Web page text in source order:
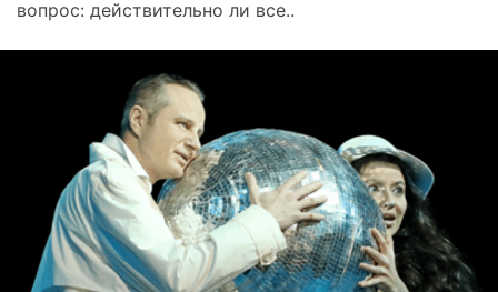
вопрос: действительно ли все..